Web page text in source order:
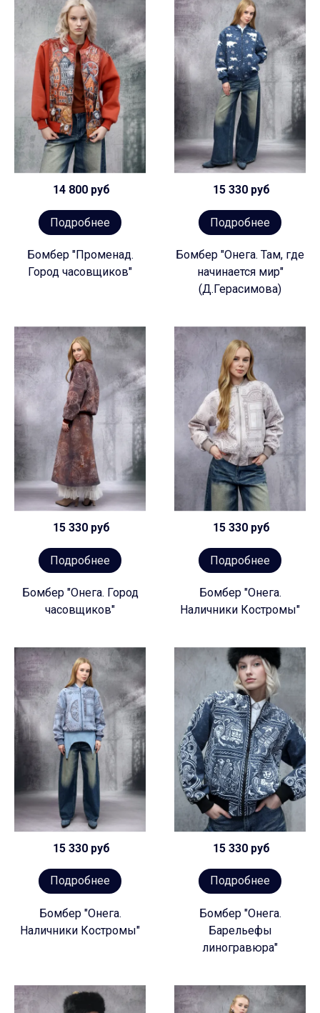
14 800 руб
Подробнее
Бомбер "Променад.
Город часовщиков"
15 330 руб
Подробнее
Бомбер "Онега. Там, где
начинается мир"
(Д.Герасимова)
15 330 руб
Подробнее
Бомбер "Онега. Город
часовщиков"
15 330 руб
Подробнее
Бомбер "Онега.
Наличники Костромы"
15 330 руб
Подробнее
Бомбер "Онега.
Наличники Костромы"
15 330 руб
Подробнее
Бомбер "Онега.
Барельефы
линогравюра"